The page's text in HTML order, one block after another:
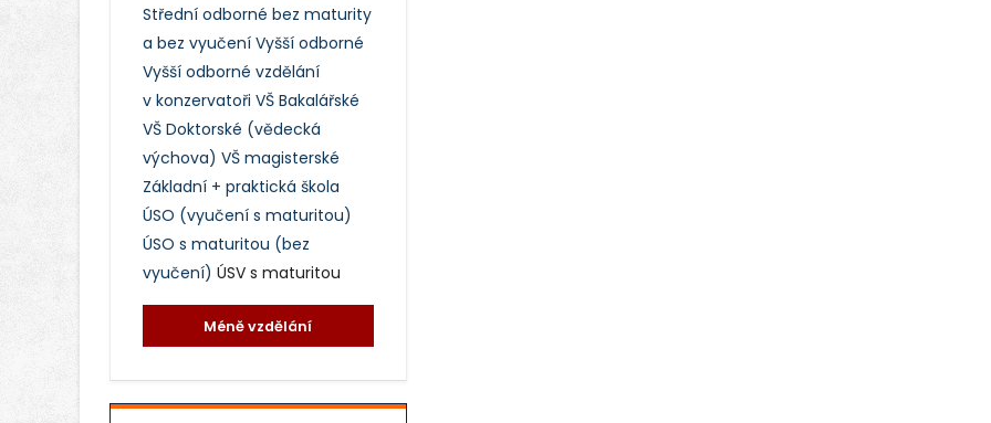
Střední odborné bez maturity
a bez vyučení Vyšší odborné
Vyšší odborné vzdělání
v konzervatoři VŠ Bakalářské
VŠ Doktorské (vědecká
výchova) VŠ magisterské
Základní + praktická škola
ÚSO (vyučení s maturitou)
ÚSO s maturitou (bez
vyučení) ÚSV s maturitou
Méně vzdělání